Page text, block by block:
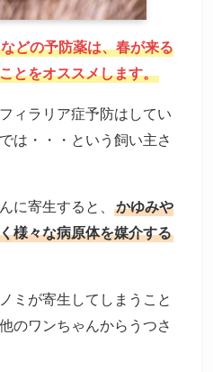
どの予防薬は、春が来る
とをオススメします。
ィラリア症予防はしてい
は・・・という飼い主さ
に寄生すると、
かゆみや
様々な病原体を媒介する
ミが寄生してしまうこと
のワンちゃんからうつさ